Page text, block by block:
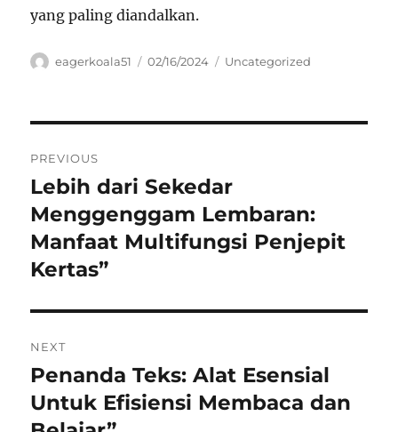
yang paling diandalkan.
Author
eagerkoala51
Posted
02/16/2024 Categories
Uncategorized
pos
PREVIOUS
Previous
post:
Lebih dari Sekedar
Menggenggam Lembaran:
Manfaat Multifungsi Penjepit
Kertas”
NEXT
Next
post:
Penanda Teks: Alat Esensial
Untuk Efisiensi Membaca dan